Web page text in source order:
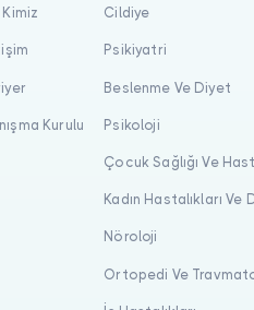
Kimiz
Kurulu
Cildiye
Psikiyatri
Beslenme Ve Diyet
Psikoloji
Çocuk Sağlığı Ve
Kadın Hastalıkları Ve
Nöroloji
Ortopedi Ve